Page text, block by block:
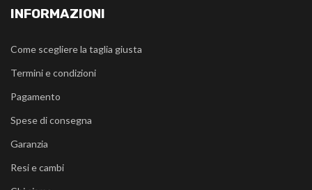
INFORMAZIONI
Come scegliere la taglia giusta
Termini e condizioni
Pagamento
Spese di consegna
Garanzia
Resi e cambi